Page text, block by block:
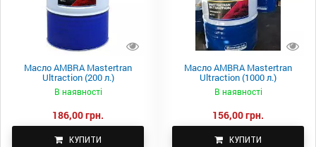
Масло AMBRA Mastertran
Ultraction (200 л.)
В наявності
186,00 грн.
КУПИТИ
Масло AMBRA Mastertran
Ultraction (1000 л.)
В наявності
156,00 грн.
КУПИТИ